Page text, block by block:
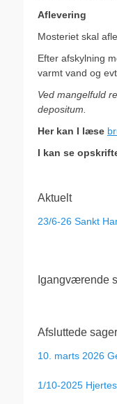
Aflevering
Mosteriet skal
Efter afskylning
varmt vand og
Ved mangelfuld
depositum.
Her kan I læse
I kan se
Aktuelt
23/6-26 Sankt
Igangværende
Afsluttede sager
10. marts 2026
1/10-2025